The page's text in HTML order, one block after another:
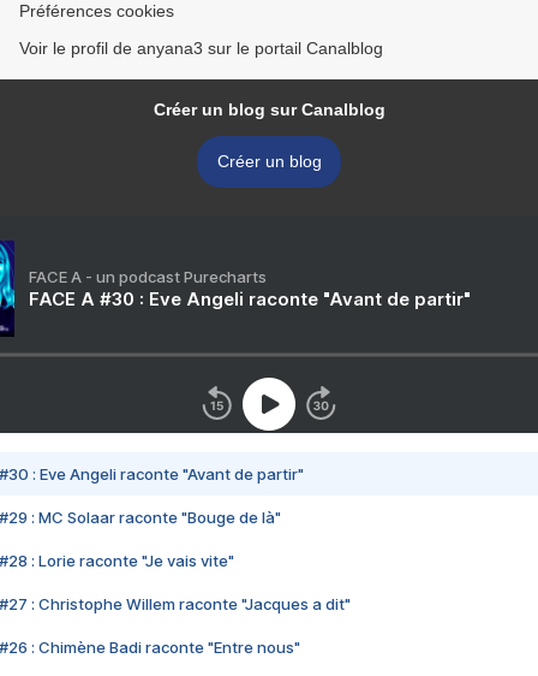
Préférences cookies
Voir le profil de anyana3 sur le portail Canalblog
Créer un blog sur Canalblog
Créer un blog
FACE A - un podcast Purecharts
FACE A #30 : Eve Angeli raconte "Avant de partir"
#30 : Eve Angeli raconte "Avant de partir"
#29 : MC Solaar raconte "Bouge de là"
#28 : Lorie raconte "Je vais vite"
#27 : Christophe Willem raconte "Jacques a dit"
#26 : Chimène Badi raconte "Entre nous"